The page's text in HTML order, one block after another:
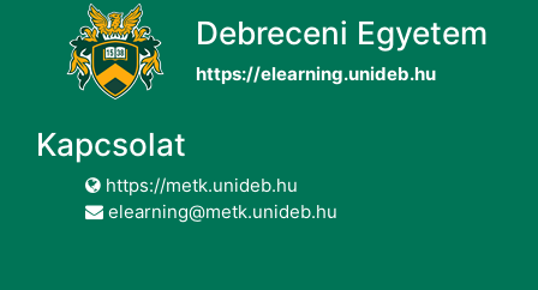
Debreceni Egyetem
https://elearning.unideb.hu
Kapcsolat
https://metk.unideb.hu
elearning@metk.unideb.hu